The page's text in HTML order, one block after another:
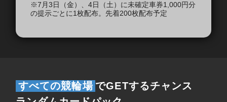
※7月3日（金）、4日（土）に未確定車券1,000円分
の提示ごとに1枚配布。先着200枚配布予定
すべての競輪場 でGETするチャンス